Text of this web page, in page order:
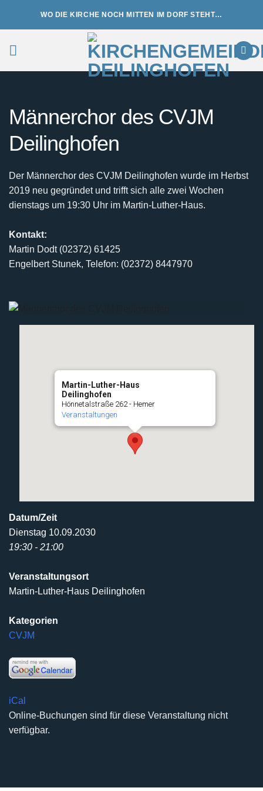
WO DIE KIRCHE NOCH MITTEN IM DORF STEHT…
Männerchor des CVJM
Deilinghofen
Der Männerchor des CVJM Deilinghofen wurde im Herbst
2019 neu gegründet und trifft sich alle zwei Wochen
dienstags um 19:30 Uhr im Martin-Luther-Haus.
Kontakt:
Martin Dodt (02372) 61425
Engelbert Stunek, Telefon: (02372) 8447970
Martin-Luther-Haus
Deilinghofen
Hönnetalstraße 262 - Hemer
Veranstaltungen
Datum/Zeit
Dienstag 10.09.2030
19:30 - 21:00
Veranstaltungsort
Martin-Luther-Haus Deilinghofen
Kategorien
CVJM
iCal
Online-Buchungen sind für diese Veranstaltung nicht
verfügbar.